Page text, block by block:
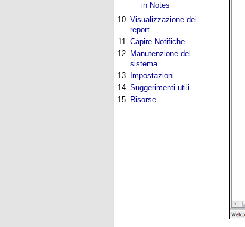
in Notes
10. Visualizzazione dei
report
11. Capire Notifiche
12. Manutenzione del
sistema
13. Impostazioni
14. Suggerimenti utili
15. Risorse